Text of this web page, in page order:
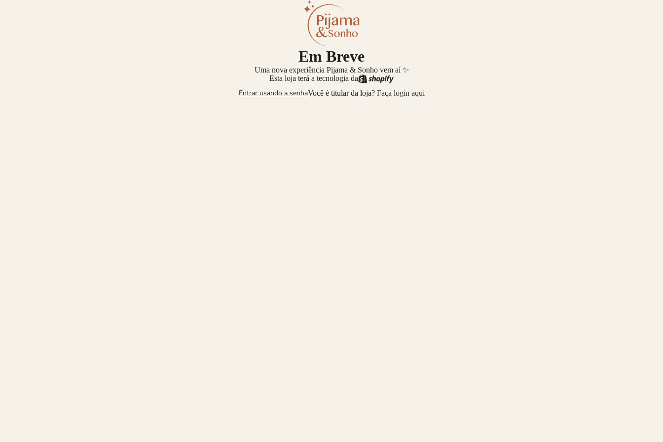
Em Breve
Uma nova experiência Pijama & Sonho vem aí ✨
Esta loja terá a tecnologia da
Entrar usando a senhaVocê é titular da loja? Faça login aqui